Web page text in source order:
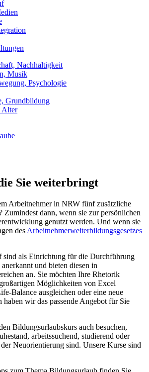
Nachhaltigkeit
Musik
Psychologie
Grundbildung
Alter
Sie weiterbringt
Arbeitnehmer in NRW fünf zusätzliche
Zumindest dann, wenn sie zur persönlichen
genutzt werden. Und wenn sie
des Arbeitnehmerweiterbildungsgesetzes
sind als Einrichtung für die Durchführung
und bieten diesen in
an. Sie möchten Ihre Rhetorik
Möglichkeiten von Excel
Balance ausgleichen oder eine neue
haben wir das passende Angebot für Sie
Bildungsurlaubskurs auch besuchen,
arbeitssuchend, studierend oder
Neuorientierung sind. Unsere Kurse sind